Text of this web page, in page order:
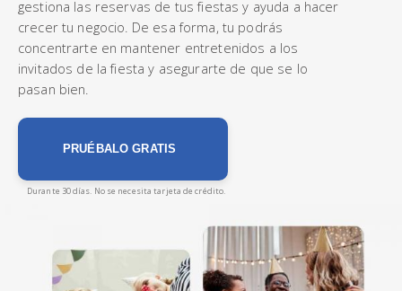
INICIAR SESIÓN PRUEBA GRATIS
gestiona las reservas de tus fiestas y ayuda a hacer
crecer tu negocio. De esa forma, tu podrás
concentrarte en mantener entretenidos a los
invitados de la fiesta y asegurarte de que se lo
pasan bien.
PRUÉBALO GRATIS
Durante 30 días. No se necesita tarjeta de crédito.